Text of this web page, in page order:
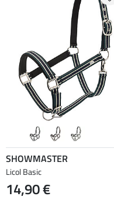
SHOWMASTER
Licol Basic
14,90 €